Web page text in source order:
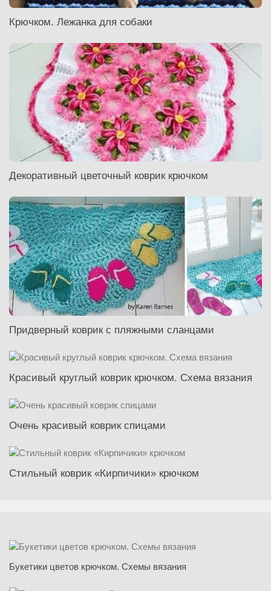
Крючком. Лежанка для собаки
Декоративный цветочный коврик крючком
Придверный коврик с пляжными сланцами
Красивый круглый коврик крючком. Схема вязания
Очень красивый коврик спицами
Стильный коврик «Кирпичики» крючком
Букетики цветов крючком. Схемы вязания